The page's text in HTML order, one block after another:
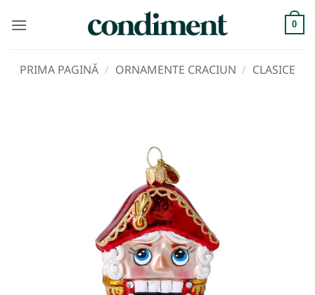
0
PRIMA PAGINĂ / ORNAMENTE CRACIUN / CLASICE